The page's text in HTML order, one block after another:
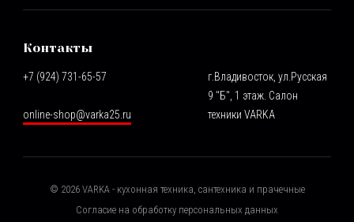
Контакты
+7 (924) 731-65-57
online-shop@varka25.ru
г.Владивосток, ул.Русская
9 "Б", 1 этаж. Салон
техники VARKA
© 2026VARKA - кухонная техника, сантехника и прачечные
Согласие на обработку персональных данных